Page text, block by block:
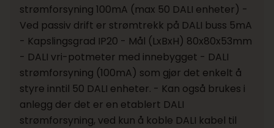
strømforsyning 100mA (max 50 DALI enheter) -
Ved passiv drift er strømtrekk på DALI buss 5mA
- Kapslingsgrad IP20 - Mål (LxBxH) 80x80x53mm
- DALI vri-potmeter med innebygget - DALI
strømforsyning (100mA) som gjør det enkelt å
styre inntil 50 DALI enheter. - Kan også brukes i
anlegg der det er en etablert DALI
strømforsyning, ved kun å koble DALI kabel til